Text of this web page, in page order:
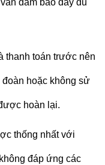
đảm bảo đầy đủ
thanh toán trước nên
hoặc không sử
hoàn lại.
thống nhất với
đáp ứng các